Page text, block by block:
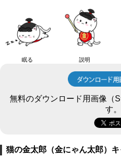
眠る 説明
無料のダウンロード用画像（
す。
猫の金太郎（金にゃん太郎）